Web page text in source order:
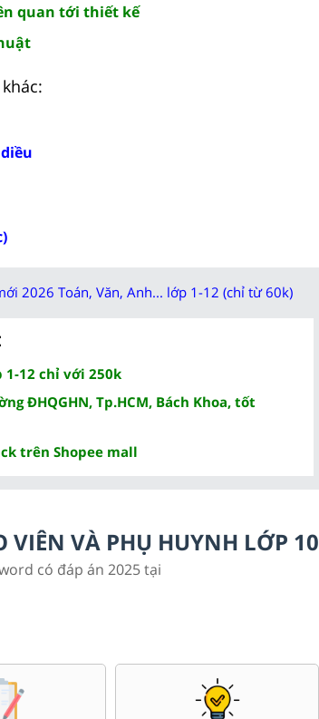
quan tới thiết kế
2026 Toán, Văn, Anh... lớp 1-12 (chỉ từ 60k)
1-12 chỉ với 250k
ĐHQGHN, Tp.HCM, Bách Khoa, tốt
trên Shopee mall
VIÊN VÀ PHỤ HUYNH LỚP 10
có đáp án 2025 tại